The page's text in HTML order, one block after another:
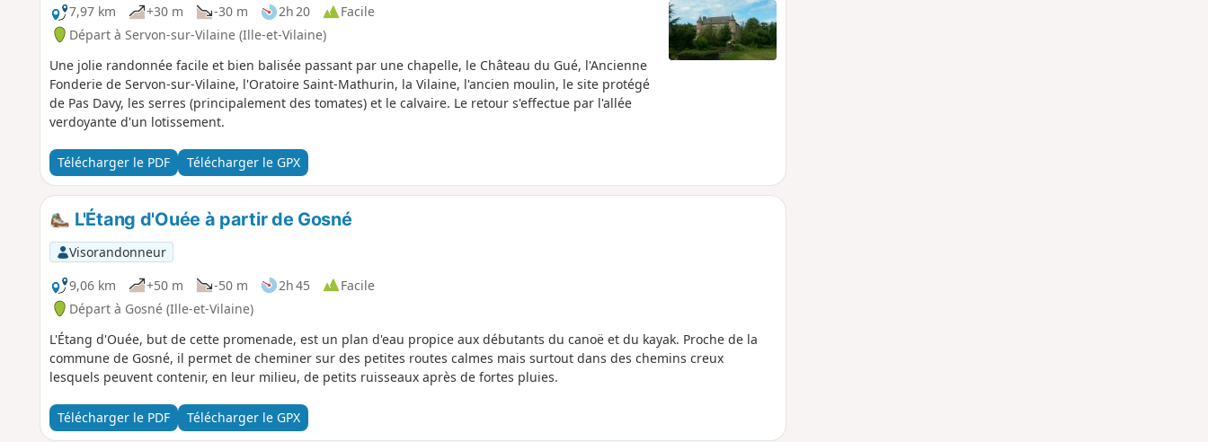
7,97 km
+30 m -30 m 2h 20
Facile
Départ à Servon-sur-Vilaine (Ille-et-Vilaine)
Une jolie randonnée facile et bien balisée passant par une chapelle, le Château du Gué, l'Ancienne
Fonderie de Servon-sur-Vilaine, l'Oratoire Saint-Mathurin, la Vilaine, l'ancien moulin, le site protégé
de Pas Davy, les serres (principalement des tomates) et le calvaire. Le retour s'effectue par l'allée
verdoyante d'un lotissement.
Télécharger le PDF Télécharger le GPX
L'Étang d'Ouée à partir de Gosné
Visorandonneur
9,06 km
+50 m -50 m 2h 45
Facile
Départ à Gosné (Ille-et-Vilaine)
L'Étang d'Ouée, but de cette promenade, est un plan d'eau propice aux débutants du canoë et du kayak. Proche de la
commune de Gosné, il permet de cheminer sur des petites routes calmes mais surtout dans des chemins creux
lesquels peuvent contenir, en leur milieu, de petits ruisseaux après de fortes pluies.
Télécharger le PDF Télécharger le GPX